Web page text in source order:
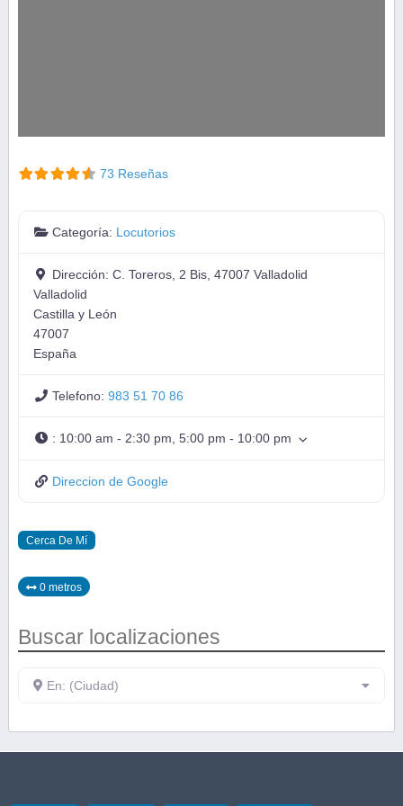
73 Reseñas
Categoría: Locutorios
Dirección:C. Toreros, 2 Bis, 47007 Valladolid
Valladolid
Castilla y León
47007
España
Telefono:983 51 70 86
: 10:00 am - 2:30 pm, 5:00 pm - 10:00 pm
Direccion de Google
Cerca De Mí
0 metros
Buscar localizaciones
En: (Ciudad)